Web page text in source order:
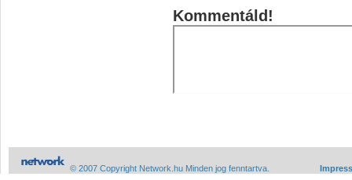
Kommentáld!
© 2007 Copyright Network.hu Minden jog fenntartva.